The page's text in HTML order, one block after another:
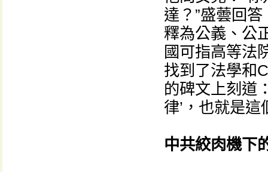
達？”盛蕓回
釋為公義、公
國可指高等法
找到了法學和
的碑文上刻道
律’，也就是這
中共絞肉機下